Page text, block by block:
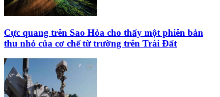
Cực quang trên Sao Hỏa cho thấy một phiên bản
thu nhỏ của cơ chế từ trường trên Trái Đất